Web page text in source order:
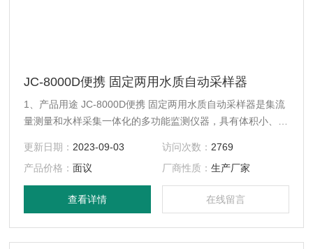
JC-8000D便携 固定两用水质自动采样器
1、产品用途 JC-8000D便携 固定两用水质自动采样器是集流
量测量和水样采集一体化的多功能监测仪器，具有体积小、重
的中标产品。
更新日期： 2023-09-03 访问次数： 2769
产品价格：面议 厂商性质： 生产厂家
查看详情 在线留言